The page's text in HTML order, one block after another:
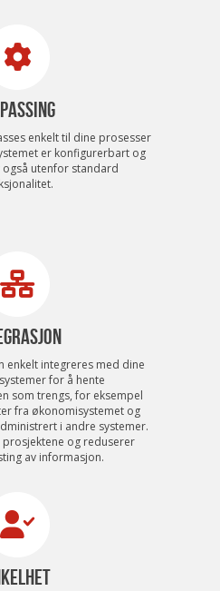
enkelt til dine prosesser
er konfigurerbart og
utenfor standard
enkelt integreres med dine
for å hente
som trengs, for eksempel
fra økonomisystemet og
i andre systemer.
og reduserer
av informasjon.